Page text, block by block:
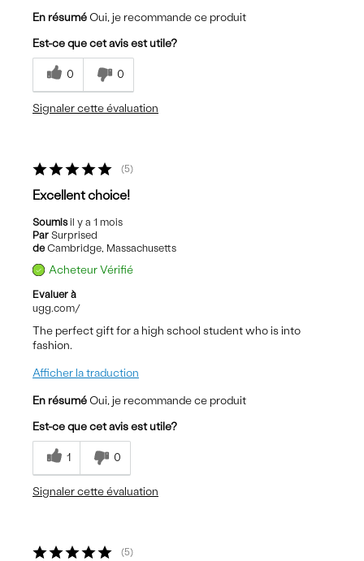
En résumé Oui, je recommande ce produit
Est-ce que cet avis est utile?
0 0
Signaler cette évaluation
5
Excellent choice!
Soumisil y a 1 mois
Par Surprised
de Cambridge, Massachusetts
Acheteur Vérifié
Evaluer à
ugg.com/
The perfect gift for a high school student who is into
fashion.
Afficher la traduction
En résumé Oui, je recommande ce produit
Est-ce que cet avis est utile?
1 0
Signaler cette évaluation
5